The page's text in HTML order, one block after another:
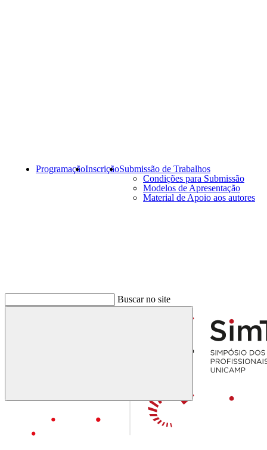
ProgramaçãoInscriçãoSubmissão de Trabalhos
Condições para Submissão
Modelos de Apresentação
Material de Apoio aos autores
Buscar no site
Buscar Aumentar fonte